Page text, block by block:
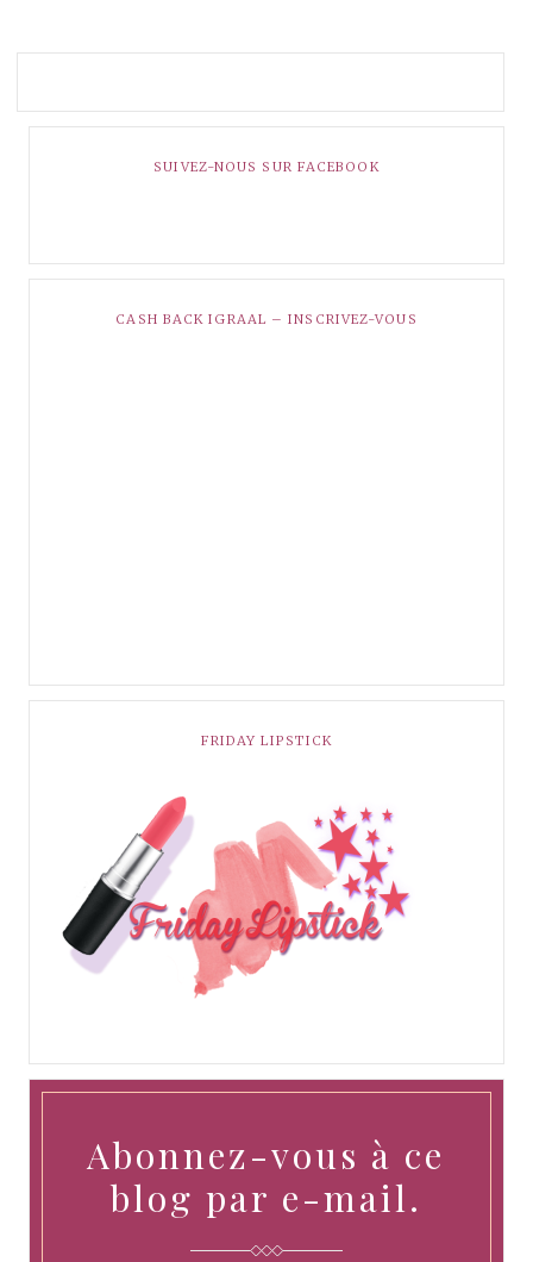
SUIVEZ-NOUS SUR FACEBOOK
CASH BACK IGRAAL – INSCRIVEZ-VOUS
FRIDAY LIPSTICK
Abonnez-vous à ce
blog par e-mail.